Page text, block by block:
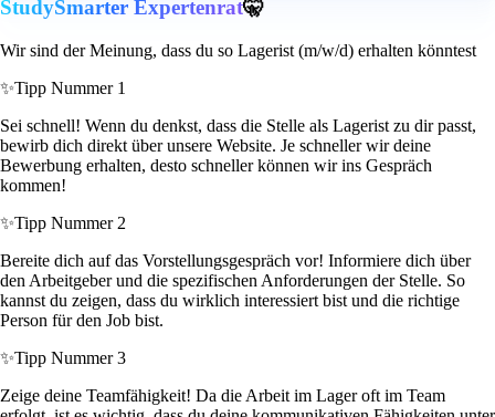
StudySmarter Expertenrat🤫
Wir sind der Meinung, dass du so Lagerist (m/w/d) erhalten könntest
✨Tipp Nummer 1
Sei schnell! Wenn du denkst, dass die Stelle als Lagerist zu dir passt,
bewirb dich direkt über unsere Website. Je schneller wir deine
Bewerbung erhalten, desto schneller können wir ins Gespräch
kommen!
✨Tipp Nummer 2
Bereite dich auf das Vorstellungsgespräch vor! Informiere dich über
den Arbeitgeber und die spezifischen Anforderungen der Stelle. So
kannst du zeigen, dass du wirklich interessiert bist und die richtige
Person für den Job bist.
✨Tipp Nummer 3
Zeige deine Teamfähigkeit! Da die Arbeit im Lager oft im Team